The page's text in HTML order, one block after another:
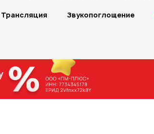
Трансляция Звукопоглощение